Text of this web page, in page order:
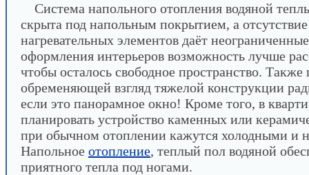
Система напольного отопления водяной
скрыта под напольным покрытием, а
нагревательных элементов даёт
оформления интерьеров возможность лучше
чтобы осталось свободное пространство. Также
обременяющей взгляд тяжелой конструкции
если это панорамное окно! Кроме того, в
планировать устройство каменных или
при обычном отоплении кажутся холодными и
Напольное отопление, теплый пол водяной
приятного тепла под ногами.